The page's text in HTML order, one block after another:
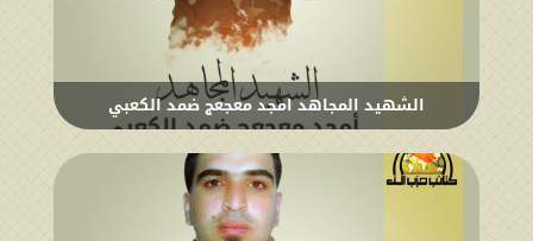
الشهيد المجاهد امجد معجعج ضمد الكعبي